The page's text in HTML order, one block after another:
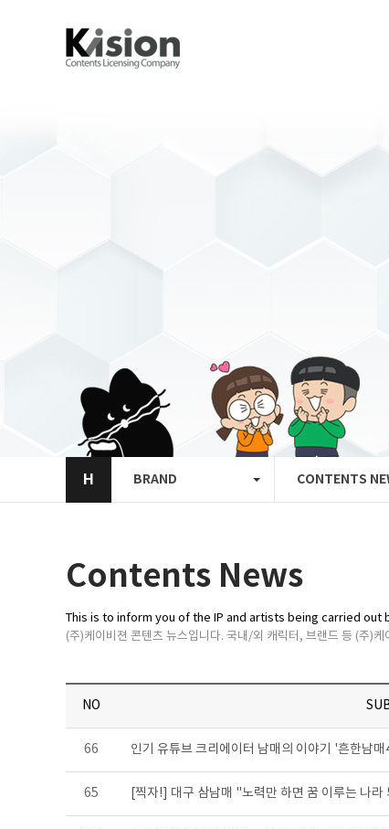
H BRAND CONTENTS
Contents News
This is to inform you of the IP and artists being carried
(주)케이비젼 콘텐츠 뉴스입니다. 국내/외 캐릭터, 브랜드 등 (주)
NO
66 인기 유튜브 크리에이터 남매의 이야기 '흔한남
65 [찍자!] 대구 삼남매 "노력만 하면 꿈 이루는 나라